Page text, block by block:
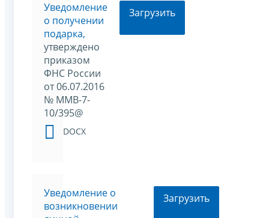
Уведомление
о получении
подарка,
утверждено
приказом
ФНС России
от 06.07.2016
№ ММВ-7-
10/395@
DOCX
Загрузить
Уведомление о
возникновении
Загрузить